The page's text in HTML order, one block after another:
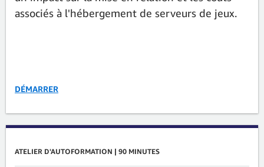
associés à l'hébergement de serveurs de jeux.
DÉMARRER
ATELIER D'AUTOFORMATION | 90 MINUTES